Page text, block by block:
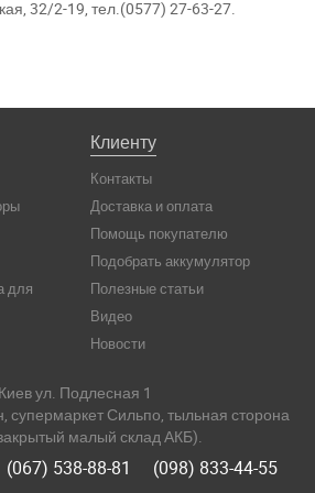
32/2-19, тел.(0577) 27-63-27.
для
Клиенту
Контакты
Доставка и оплата
Помощь покупателю
Подобрать аккумулятор
Полезные статьи
Видео
Новости
ул. Подлесная 1
супермаркет Сильпо, тыльная сторона
малый склад АКБ).
(067) 538-88-81 (098) 833-44-55